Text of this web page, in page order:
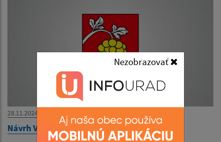
Nezobrazovať
28.11.2024
Návrh VZN o miestnych daniach